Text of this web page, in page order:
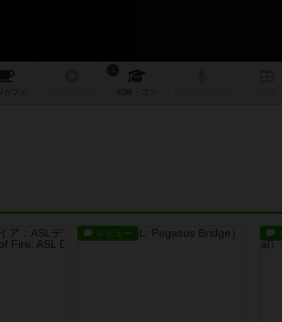
カフェ 戦略
レビュー